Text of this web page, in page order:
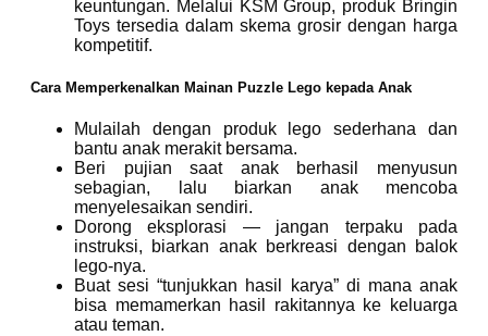
keuntungan. Melalui KSM Group, produk Bringin
Toys tersedia dalam skema grosir dengan harga
kompetitif.
Cara Memperkenalkan Mainan Puzzle Lego kepada Anak
Mulailah dengan produk lego sederhana dan
bantu anak merakit bersama.
Beri pujian saat anak berhasil menyusun
sebagian, lalu biarkan anak mencoba
menyelesaikan sendiri.
Dorong eksplorasi — jangan terpaku pada
instruksi, biarkan anak berkreasi dengan balok
lego-nya.
Buat sesi “tunjukkan hasil karya” di mana anak
bisa memamerkan hasil rakitannya ke keluarga
atau teman.